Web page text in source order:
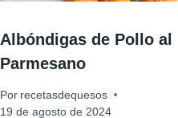
Albóndigas de Pollo al
Parmesano
Por recetasdequesos
19 de agosto de 2024